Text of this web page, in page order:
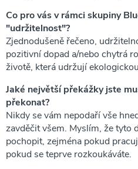
Co pro vás v rámci skupiny
"udržitelnost"?
Zjednodušeně řečeno,
pozitivní dopad a/nebo chytrá
životě, která udržují
Jaké největší překážky jste
překonat?
Nikdy se vám nepodaří vše
zavděčit všem. Myslím, že tyto
pochopit, zejména pokud
pokud se teprve rozkoukáváte.